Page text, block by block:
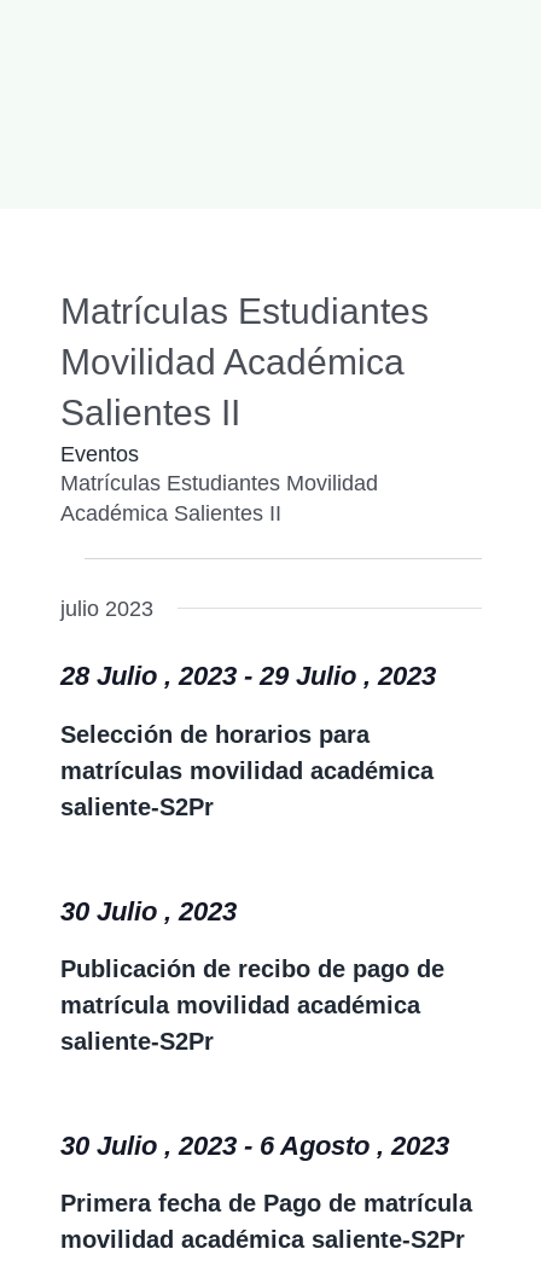
Matrículas Estudiantes
Movilidad Académica
Salientes II
Eventos
Matrículas Estudiantes Movilidad
Académica Salientes II
de
julio 2023
Selección de horarios para
matrículas movilidad académica
saliente-S2Pr
28 Julio , 2023-29 Julio , 2023
Publicación de recibo de pago de
matrícula movilidad académica
saliente-S2Pr
30 Julio , 2023
Primera fecha de Pago de matrícula
movilidad académica saliente-S2Pr
30 Julio , 2023- 6 Agosto , 2023